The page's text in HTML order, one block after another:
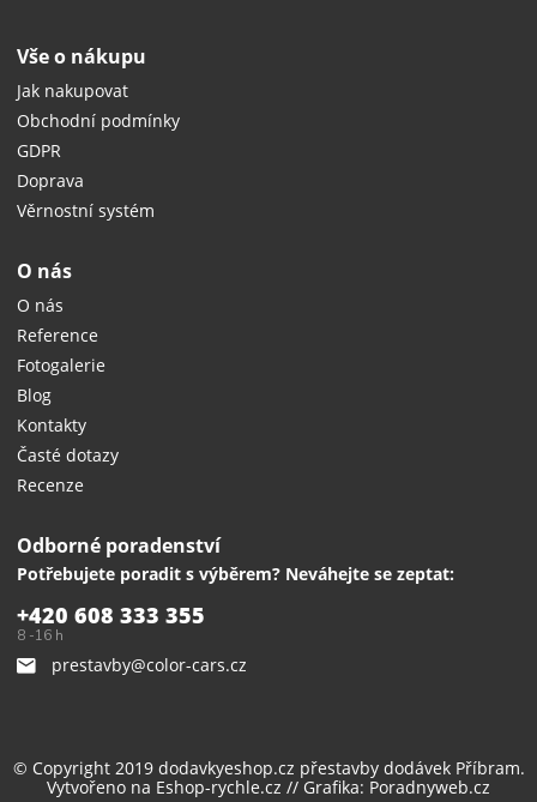
Vše o nákupu
Jak nakupovat
Obchodní podmínky
GDPR
Doprava
Věrnostní systém
O nás
O nás
Reference
Fotogalerie
Blog
Kontakty
Časté dotazy
Recenze
Odborné poradenství
Potřebujete poradit s výběrem? Neváhejte se zeptat:
+420 608 333 355
8 -16 h
prestavby@color-cars.cz
© Copyright 2019 dodavkyeshop.cz přestavby dodávekPříbram.
Vytvořeno na Eshop-rychle.cz // Grafika: Poradnyweb.cz